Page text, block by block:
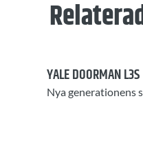
YALE DOORMAN L3S
Nya generationens